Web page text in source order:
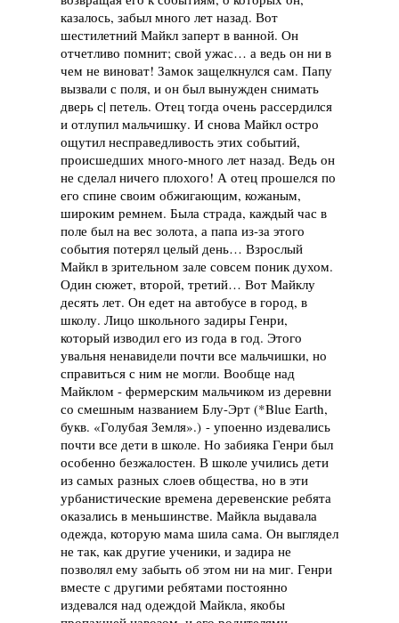
казалось, забыл много лет назад. Вот
шестилетний Майкл заперт в ванной. Он
отчетливо помнит; свой ужас… а ведь он ни в
чем не виноват! Замок защелкнулся сам. Папу
вызвали с поля, и он был вынужден снимать
дверь с| петель. Отец тогда очень рассердился
и отлупил мальчишку. И снова Майкл остро
ощутил несправедливость этих событий,
происшедших много-много лет назад. Ведь он
не сделал ничего плохого! А отец прошелся по
его спине своим обжигающим, кожаным,
широким ремнем. Была страда, каждый час в
поле был на вес золота, а папа из-за этого
события потерял целый день… Взрослый
Майкл в зрительном зале совсем поник духом.
Один сюжет, второй, третий… Вот Майклу
десять лет. Он едет на автобусе в город, в
школу. Лицо школьного задиры Генри,
который изводил его из года в год. Этого
увальня ненавидели почти все мальчишки, но
справиться с ним не могли. Вообще над
Майклом - фермерским мальчиком из деревни
со смешным названием Блу-Эрт (*Blue Earth,
букв. «Голубая Земля».) - упоенно издевались
почти все дети в школе. Но забияка Генри был
особенно безжалостен. В школе учились дети
из самых разных слоев общества, но в эти
урбанистические времена деревенские ребята
оказались в меньшинстве. Майкла выдавала
одежда, которую мама шила сама. Он выглядел
не так, как другие ученики, и задира не
позволял ему забыть об этом ни на миг. Генри
вместе с другими ребятами постоянно
издевался над одеждой Майкла, якобы